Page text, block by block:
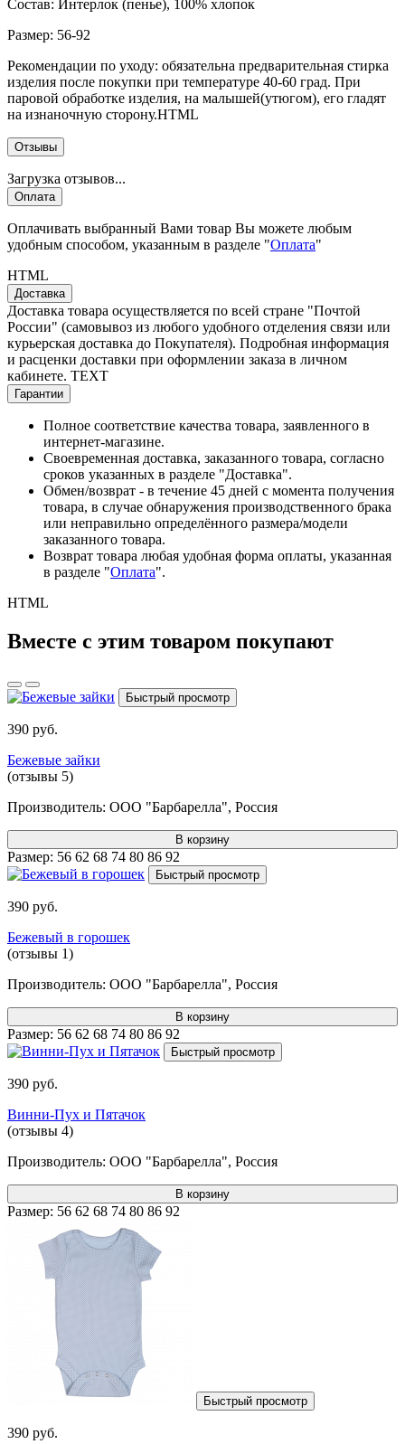
Состав: Интерлок (пенье), 100% хлопок
Размер: 56-92
Рекомендации по уходу: обязательна предварительная стирка
изделия после покупки при температуре 40-60 град. При
паровой обработке изделия, на малышей(утюгом), его гладят
на изнаночную сторону.HTML
Отзывы
Загрузка отзывов...
Оплата
Оплачивать выбранный Вами товар Вы можете любым
удобным способом, указанным в разделе "Оплата"
HTML
Доставка
Доставка товара осуществляется по всей стране "Почтой
России" (самовывоз из любого удобного отделения связи или
курьерская доставка до Покупателя). Подробная информация
и расценки доставки при оформлении заказа в личном
кабинете. TEXT
Гарантии
Полное соответствие качества товара, заявленного в
интернет-магазине.
Своевременная доставка, заказанного товара, согласно
сроков указанных в разделе "Доставка".
Обмен/возврат - в течение 45 дней с момента получения
товара, в случае обнаружения производственного брака
или неправильно определённого размера/модели
заказанного товара.
Возврат товара любая удобная форма оплаты, указанная
в разделе "Оплата".
HTML
Вместе с этим товаром покупают
Быстрый просмотр
390 руб.
Бежевые зайки
(отзывы 5)
Производитель: ООО "Барбарелла", Россия
В корзину
Размер: 56 62 68 74 80 86 92
Быстрый просмотр
390 руб.
Бежевый в горошек
(отзывы 1)
Производитель: ООО "Барбарелла", Россия
В корзину
Размер: 56 62 68 74 80 86 92
Быстрый просмотр
390 руб.
Винни-Пух и Пятачок
(отзывы 4)
Производитель: ООО "Барбарелла", Россия
В корзину
Размер: 56 62 68 74 80 86 92
Быстрый просмотр
390 руб.